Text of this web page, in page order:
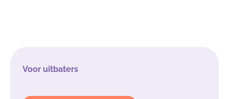
Voor uitbaters